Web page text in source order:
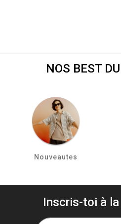
NOS BEST
Nouveautes
Inscris-toi à